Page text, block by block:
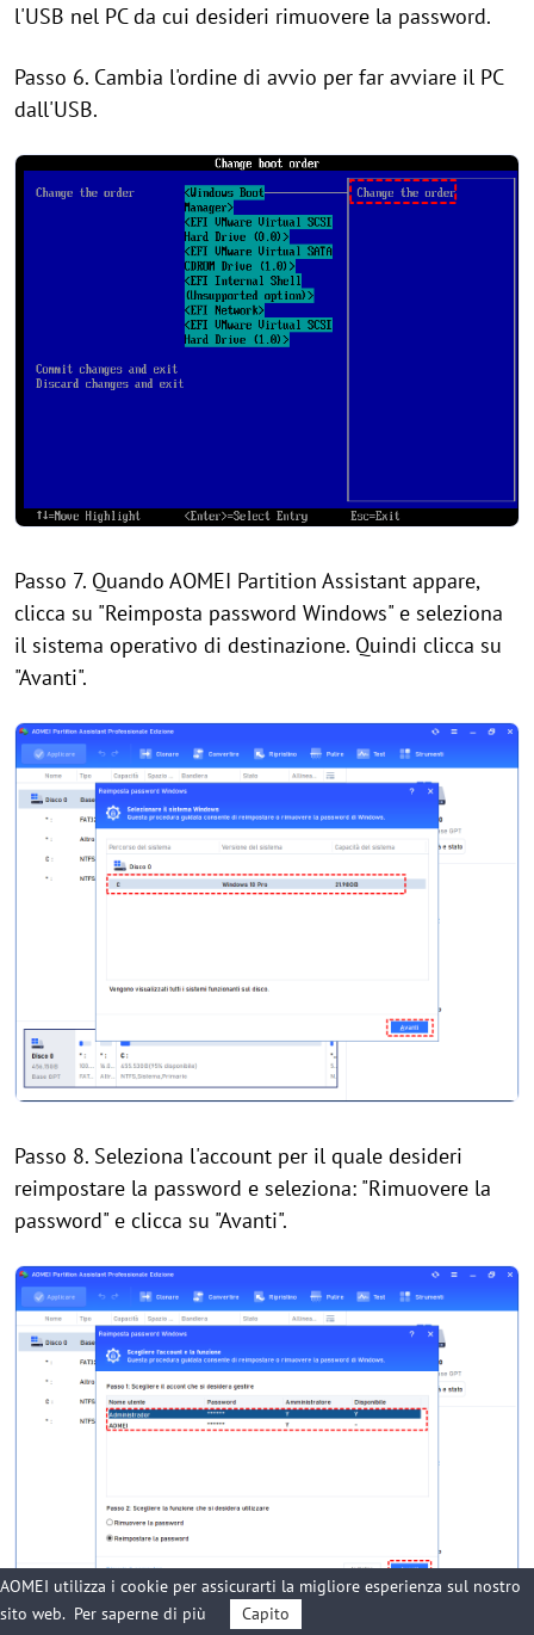
l'USB nel PC da cui desideri rimuovere la password.
Passo 6. Cambia l'ordine di avvio per far avviare il PC
dall'USB.
Passo 7. Quando AOMEI Partition Assistant appare,
clicca su "Reimposta password Windows" e seleziona
il sistema operativo di destinazione. Quindi clicca su
"Avanti".
Passo 8. Seleziona l'account per il quale desideri
reimpostare la password e seleziona: "Rimuovere la
password" e clicca su "Avanti".
AOMEI utilizza i cookie per assicurarti la migliore esperienza sul nostro
sito web. Per saperne di più Capito